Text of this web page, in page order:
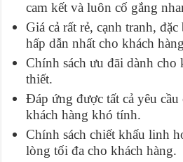
cam kết và luôn cố gắng
Giá cả rất rẻ, cạnh tranh,
hấp dẫn nhất cho khách
Chính sách ưu đãi dành cho
thiết.
Đáp ứng được tất cả yêu
khách hàng khó tính.
Chính sách chiết khấu linh
lòng tối đa cho khách hàng.